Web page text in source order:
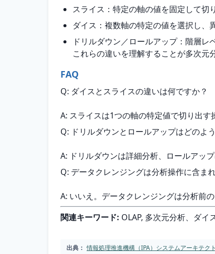
スライス：特定の軸の値を固定して切
ダイス：複数軸の特定の値を選択し、
ドリルダウン／ロールアップ：階層レ
これらの違いを理解することが多次元
FAQ
Q: ダイスとスライスの違いは何ですか？
A: スライスは1つの軸の特定値で切り出
Q: ドリルダウンとロールアップはどのよ
A: ドリルダウンは詳細分析、ロールアッ
Q: データクレンジングは分析操作に含ま
A: いいえ。データクレンジングは分析前
関連キーワード: OLAP, 多次元分析、ダ
出典： 情報処理推進機構（IPA）システムアーキテ